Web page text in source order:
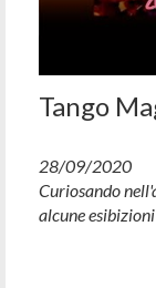
Tango
28/09/2020
Curiosando
alcune